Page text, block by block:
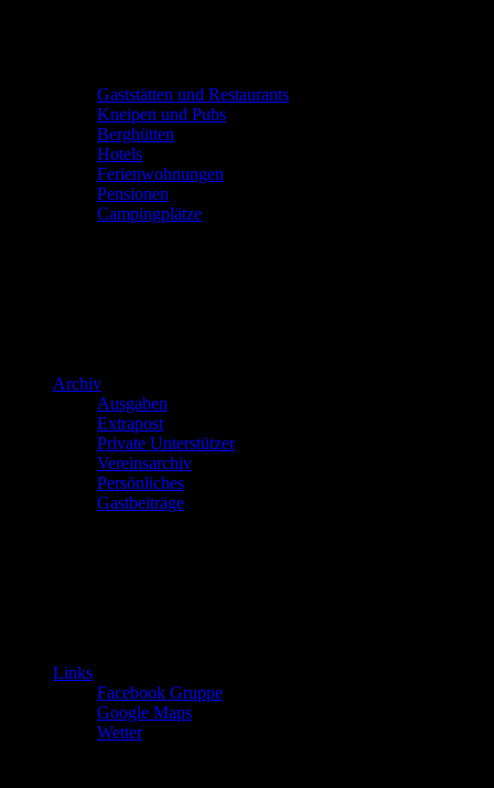
Gaststätten und Restaurants
Kneipen und Pubs
Berghütten
Hotels
Ferienwohnungen
Pensionen
Campingplätze
Archiv
Ausgaben
Extrapost
Private Unterstützer
Vereinsarchiv
Persönliches
Gastbeiträge
Links
Facebook Gruppe
Google Maps
Wetter